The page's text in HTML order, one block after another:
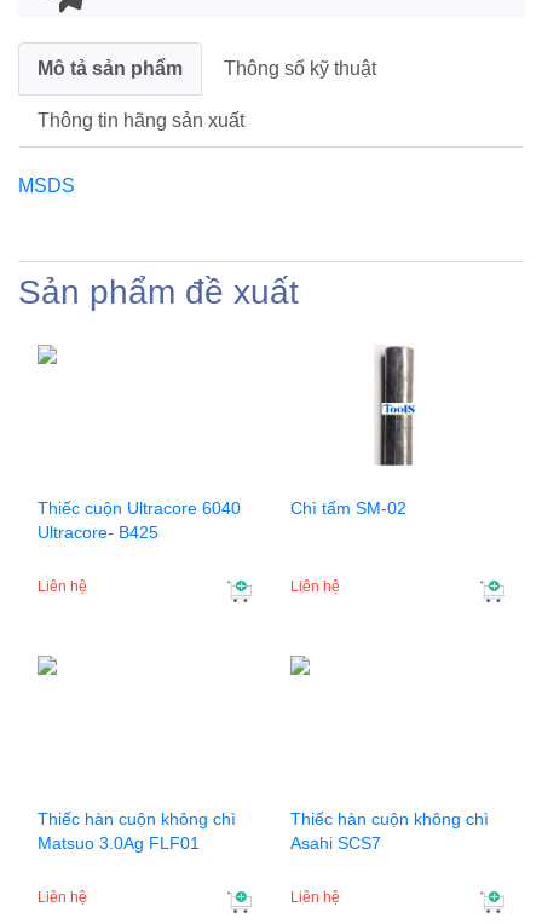
Mô tả sản phẩm Thông số kỹ thuật
Thông tin hãng sản xuất
MSDS
Sản phẩm đề xuất
Thiếc cuộn Ultracore 6040
Ultracore- B425
Liên hệ
Chì tấm SM-02
Liên hệ
Thiếc hàn cuộn không chì
Matsuo 3.0Ag FLF01
Liên hệ
Thiếc hàn cuộn không chì
Asahi SCS7
Liên hệ